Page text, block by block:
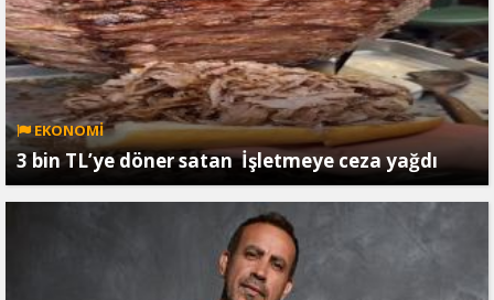
EKONOMİ
3 bin TL’ye döner satan İşletmeye ceza yağdı